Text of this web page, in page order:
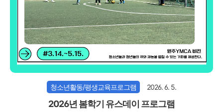
청소년활동/평생교육프로그램 2026. 6. 5.
2026년 봄학기 유스데이 프로그램